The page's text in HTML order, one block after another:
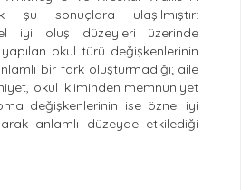
şu sonuçlara ulaşılmıştır:
iyi oluş düzeyleri üzerinde
okul türü değişkenlerinin
bir fark oluşturmadığı; aile
okul ikliminden memnuniyet
değişkenlerinin ise öznel iyi
anlamlı düzeyde etkilediği